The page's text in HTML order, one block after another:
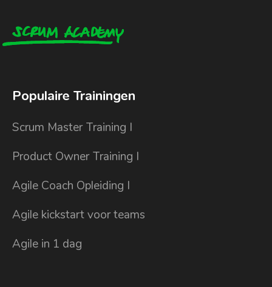
Populaire Trainingen
Scrum Master Training I
Product Owner Training I
Agile Coach Opleiding I
Agile kickstart voor teams
Agile in 1 dag